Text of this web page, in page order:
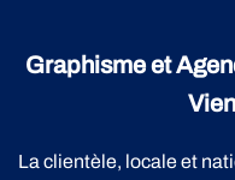
Graphisme et
La clientèle, locale et